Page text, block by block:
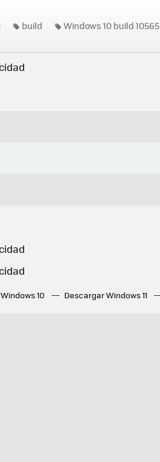
build
Windows 10 build 10565
10 Descargar Windows 11